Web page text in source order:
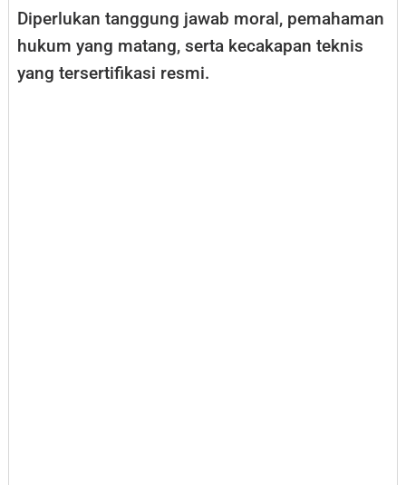
Diperlukan tanggung jawab moral, pemahaman
hukum yang matang, serta kecakapan teknis
yang tersertifikasi resmi.